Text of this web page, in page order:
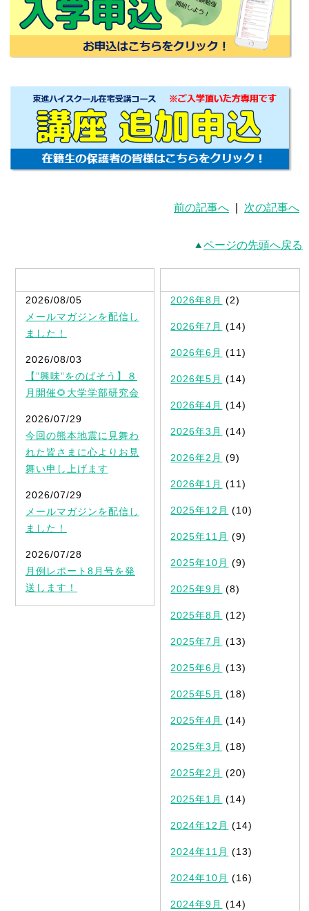
前の記事へ 次の記事へ
ページの先頭へ戻る
2026/08/05
メールマガジンを配信し
ました！
2026/08/03
【”興味”をのばそう】８
月開催🌻大学学部研究会
2026/07/29
今回の熊本地震に見舞わ
れた皆さまに心よりお見
舞い申し上げます
2026/07/29
メールマガジンを配信し
ました！
2026/07/28
月例レポート8月号を発
送します！
2026年8月 (2)
2026年7月 (14)
2026年6月 (11)
2026年5月 (14)
2026年4月 (14)
2026年3月 (14)
2026年2月 (9)
2026年1月 (11)
2025年12月 (10)
2025年11月 (9)
2025年10月 (9)
2025年9月 (8)
2025年8月 (12)
2025年7月 (13)
2025年6月 (13)
2025年5月 (18)
2025年4月 (14)
2025年3月 (18)
2025年2月 (20)
2025年1月 (14)
2024年12月 (14)
2024年11月 (13)
2024年10月 (16)
2024年9月 (14)